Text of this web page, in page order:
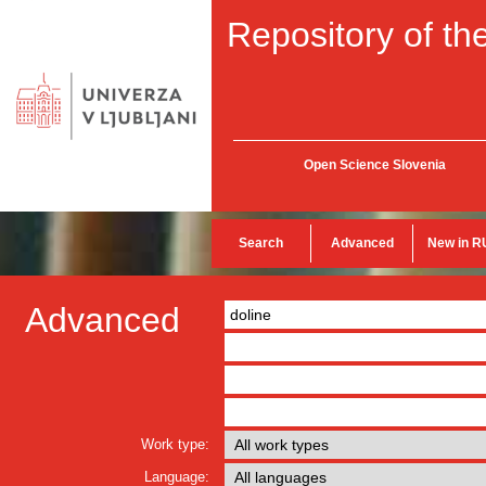
Repository of
Open Science Slovenia
Search Advanced New in
Advanced
Work type:
Language: